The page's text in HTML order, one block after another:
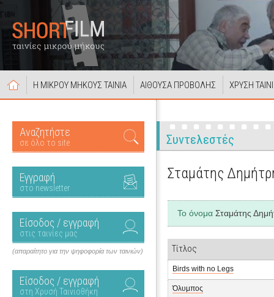
Η ΜΙΚΡΟΥ ΜΗΚΟΥΣ ΤΑΙΝΙΑ ΑΙΘΟΥΣΑ ΠΡΟΒΟΛΗΣ ΧΡΥΣΗ
Αναζητήστε
σε όλο το site
Εγγραφή
στο newsletter
Είσοδος / εγγραφή
στις ταινίες μας
(απαραίτητο για την ψηφοφορία των ταινιών)
Είσοδος / εγγραφή
στη Χρυσή Ταινιοθήκη
Συντελεστές
Σταμάτης
Το όνομα Σταμάτης
Τίτλος
Birds with no Legs
Όλυμπος